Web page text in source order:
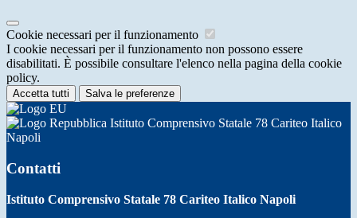
Cookie necessari per il funzionamento
I cookie necessari per il funzionamento non possono essere
disabilitati. È possibile consultare l'elenco nella pagina della cookie
policy.
Accetta tutti Salva le preferenze
Istituto Comprensivo Statale 78 Cariteo Italico
Napoli
Contatti
Istituto Comprensivo Statale 78 Cariteo Italico Napoli